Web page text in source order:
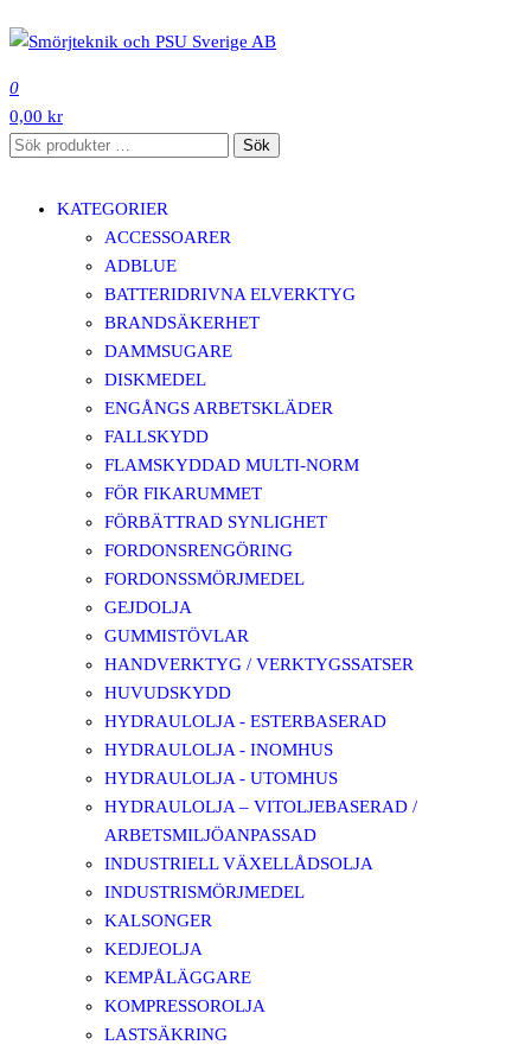
till
innehåll
0
0,00 kr
Sök
Sök
KATEGORIER
ACCESSOARER
ADBLUE
BATTERIDRIVNA ELVERKTYG
BRANDSÄKERHET
DAMMSUGARE
DISKMEDEL
ENGÅNGS ARBETSKLÄDER
FALLSKYDD
FLAMSKYDDAD MULTI-NORM
FÖR FIKARUMMET
FÖRBÄTTRAD SYNLIGHET
FORDONSRENGÖRING
FORDONSSMÖRJMEDEL
GEJDOLJA
GUMMISTÖVLAR
HANDVERKTYG / VERKTYGSSATSER
HUVUDSKYDD
HYDRAULOLJA - ESTERBASERAD
HYDRAULOLJA - INOMHUS
HYDRAULOLJA - UTOMHUS
HYDRAULOLJA – VITOLJEBASERAD /
ARBETSMILJÖANPASSAD
INDUSTRIELL VÄXELLÅDSOLJA
INDUSTRISMÖRJMEDEL
KALSONGER
KEDJEOLJA
KEMPÅLÄGGARE
KOMPRESSOROLJA
LASTSÄKRING